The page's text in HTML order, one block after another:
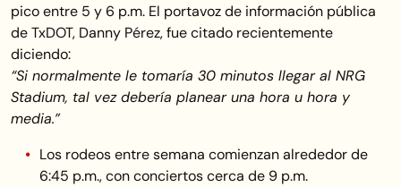
pico entre 5 y 6 p.m. El portavoz de información pública
de TxDOT, Danny Pérez, fue citado recientemente
diciendo:
“Si normalmente le tomaría 30 minutos llegar al NRG
Stadium, tal vez debería planear una hora u hora y
media.”
Los rodeos entre semana comienzan alrededor de
6:45 p.m., con conciertos cerca de 9 p.m.